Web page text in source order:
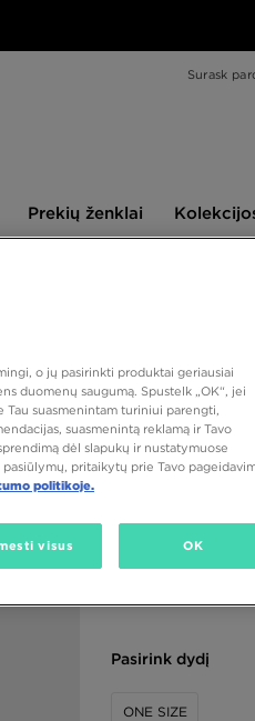
Surask
ženklai
Prekių ženklai
PUIKUS
ADIDAS
Pasirink dydį
ONE SIZE
o jų pasirinkti produktai geriausiai
duomenų saugumą. Spustelk „OK“, jei
suasmenintam turiniui parengti,
suasmenintą reklamą ir Tavo
dėl slapukų ir nustatymuose
pritaikytų prie Tavo
politikoje.
visus OK